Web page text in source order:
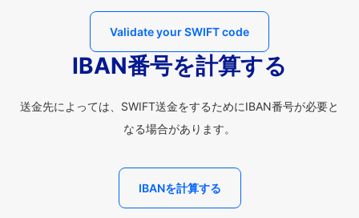
Validate your SWIFT code
IBAN番号を計算する
送金先によっては、SWIFT送金をするためにIBAN番号が必要と
なる場合があります。
IBANを計算する